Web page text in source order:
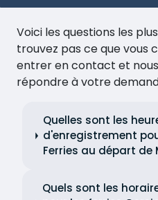
Voici les questions les
trouvez pas ce que vous
entrer en contact et
répondre à votre
Quelles sont les
d'enregistrement
Ferries au départ de
Quels sont les